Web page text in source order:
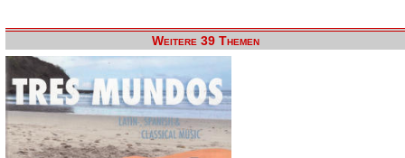
Weitere 39 Themen